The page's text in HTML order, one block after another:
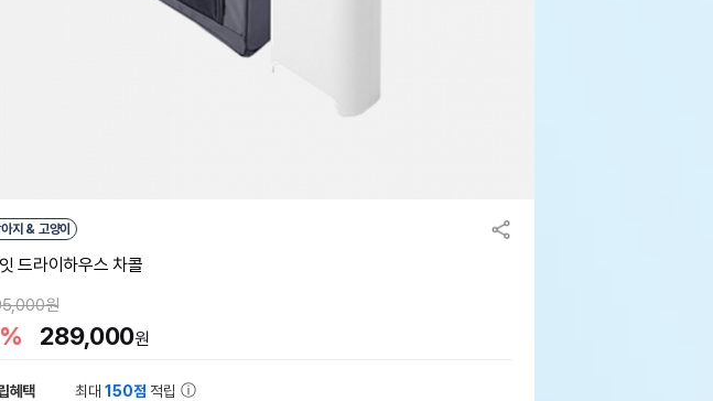
강아지 & 고양이
드라이하우스 차콜
원
289,000원
혜택 최대150점 적립